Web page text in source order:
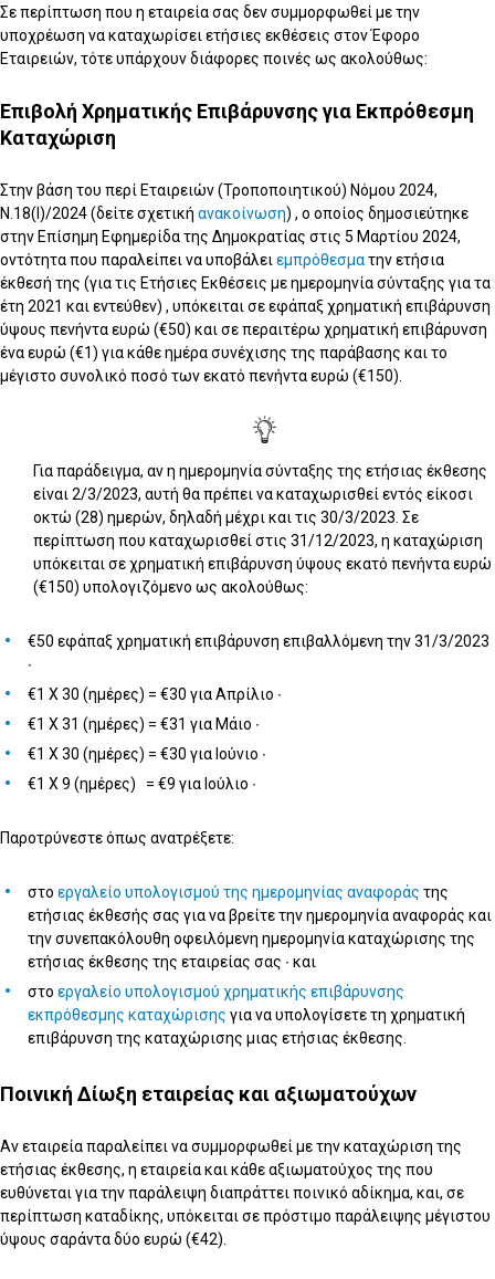
Σε περίπτωση που η εταιρεία σας δεν συμμορφωθεί με την
υποχρέωση να καταχωρίσει ετήσιες εκθέσεις στον Έφορο
Εταιρειών, τότε υπάρχουν διάφορες ποινές ως ακολούθως:
Επιβολή Χρηματικής Επιβάρυνσης για Εκπρόθεσμη
Καταχώριση
Στην βάση του περί Εταιρειών (Τροποποιητικού) Νόμου 2024,
Ν.18(Ι)/2024 (δείτε σχετική ανακοίνωση) , ο οποίος δημοσιεύτηκε
στην Επίσημη Εφημερίδα της Δημοκρατίας στις 5 Μαρτίου 2024,
οντότητα που παραλείπει να υποβάλειεμπρόθεσματην ετήσια
έκθεσή της (για τις Ετήσιες Εκθέσεις με ημερομηνία σύνταξης για τα
έτη 2021 και εντεύθεν) , υπόκειται σε εφάπαξ χρηματική επιβάρυνση
ύψους πενήντα ευρώ (€50) και σε περαιτέρω χρηματική επιβάρυνση
ένα ευρώ (€1) για κάθε ημέρα συνέχισης της παράβασης και το
μέγιστο συνολικό ποσό των εκατό πενήντα ευρώ (€150).
Για παράδειγμα, αν η ημερομηνία σύνταξης της ετήσιας έκθεσης
είναι 2/3/2023, αυτή θα πρέπει να καταχωρισθεί εντός είκοσι
οκτώ (28) ημερών, δηλαδή μέχρι και τις 30/3/2023. Σε
περίπτωση που καταχωρισθεί στις 31/12/2023, η καταχώριση
υπόκειται σε χρηματική επιβάρυνση ύψους εκατό πενήντα ευρώ
(€150) υπολογιζόμενο ως ακολούθως:
€50 εφάπαξ χρηματική επιβάρυνση επιβαλλόμενη την 31/3/2023
∙
€1 Χ 30 (ημέρες) = €30 για Απρίλιο ∙
€1 Χ 31 (ημέρες) = €31 για Μάιο ∙
€1 Χ 30 (ημέρες) = €30 για Ιούνιο ∙
€1 Χ 9 (ημέρες) = €9 για Ιούλιο ∙
Παροτρύνεστε όπως ανατρέξετε:
στο εργαλείο υπολογισμού της ημερομηνίας αναφοράς της
ετήσιας έκθεσής σας για να βρείτε την ημερομηνία αναφοράς και
την συνεπακόλουθη οφειλόμενη ημερομηνία καταχώρισης της
ετήσιας έκθεσης της εταιρείας σας ∙ και
στο εργαλείο υπολογισμού χρηματικής επιβάρυνσης
εκπρόθεσμης καταχώρισης για να υπολογίσετε τη χρηματική
επιβάρυνση της καταχώρισης μιας ετήσιας έκθεσης.
Ποινική Δίωξη εταιρείας και αξιωματούχων
Αν εταιρεία παραλείπει να συμμορφωθεί με την καταχώριση της
ετήσιας έκθεσης, η εταιρεία και κάθε αξιωματούχος της που
ευθύνεται για την παράλειψη διαπράττει ποινικό αδίκημα, και, σε
περίπτωση καταδίκης, υπόκειται σε πρόστιμο παράλειψης μέγιστου
ύψους σαράντα δύο ευρώ (€42).